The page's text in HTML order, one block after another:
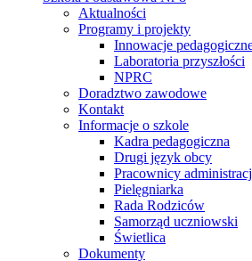
Aktualności
Programy i projekty
Innowacje
Laboratoria przyszłości
NPRC
Doradztwo zawodowe
Kontakt
Informacje o szkole
Kadra pedagogiczna
Drugi język obcy
Pracownicy
Pielęgniarka
Rada Rodziców
Samorząd uczniowski
Świetlica
Dokumenty